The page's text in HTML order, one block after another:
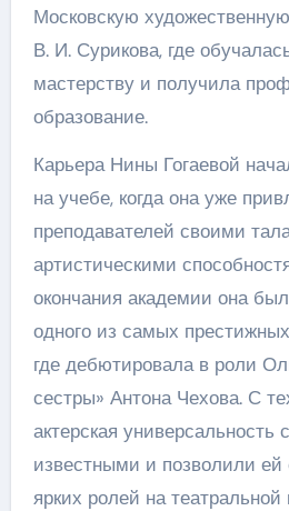
Московскую
В. И. Сурикова, где
мастерству и получила
образование.
Карьера Нины Гогаевой
на учебе, когда она уже
преподавателей своими
артистическими
окончания академии она
одного из самых
где дебютировала в роли
сестры» Антона Чехова. С
актерская универсальность
известными и позволили ей
ярких ролей на театральной